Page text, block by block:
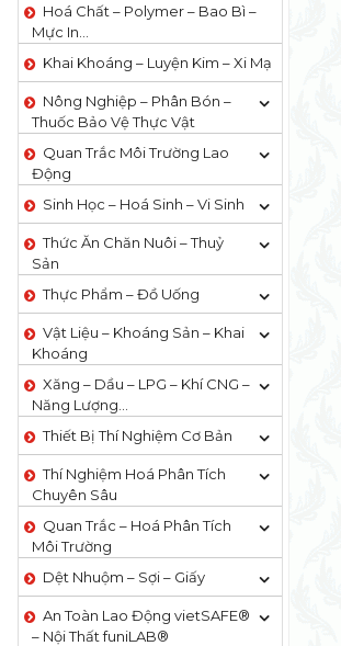
Hoá Chất – Polymer – Bao Bì –
Mực In…
Khai Khoáng – Luyện Kim – Xi Mạ
Nông Nghiệp – Phân Bón –
Thuốc Bảo Vệ Thực Vật
Quan Trắc Môi Trường Lao
Động
Sinh Học – Hoá Sinh – Vi Sinh
Thức Ăn Chăn Nuôi – Thuỷ
Sản
Thực Phẩm – Đồ Uống
Vật Liệu – Khoáng Sản – Khai
Khoáng
Xăng – Dầu – LPG – Khí CNG –
Năng Lượng…
Thiết Bị Thí Nghiệm Cơ Bản
Thí Nghiệm Hoá Phân Tích
Chuyên Sâu
Quan Trắc – Hoá Phân Tích
Môi Trường
Dệt Nhuộm – Sợi – Giấy
An Toàn Lao Động vietSAFE®
– Nội Thất funiLAB®